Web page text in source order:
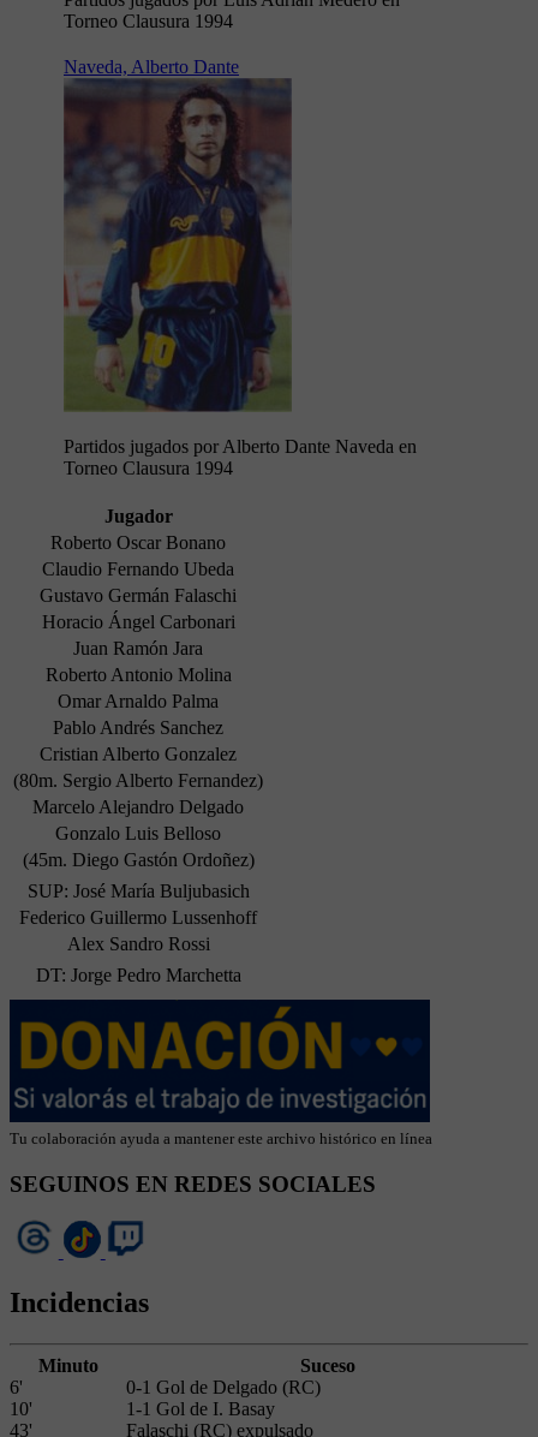
Torneo Clausura 1994
Naveda, Alberto Dante
Partidos jugados por Alberto Dante Naveda en
Torneo Clausura 1994
Jugador
Roberto Oscar Bonano
Claudio Fernando Ubeda
Gustavo Germán Falaschi
Horacio Ángel Carbonari
Juan Ramón Jara
Roberto Antonio Molina
Omar Arnaldo Palma
Pablo Andrés Sanchez
Cristian Alberto Gonzalez
(80m. Sergio Alberto Fernandez)
Marcelo Alejandro Delgado
Gonzalo Luis Belloso
(45m. Diego Gastón Ordoñez)
SUP: José María Buljubasich
Federico Guillermo Lussenhoff
Alex Sandro Rossi
DT: Jorge Pedro Marchetta
Tu colaboración ayuda a mantener este archivo histórico en línea
SEGUINOS EN REDES SOCIALES
Incidencias
Minuto
Suceso
6'
0-1 Gol de Delgado (RC)
10'
1-1 Gol de I. Basay
43'
Falaschi (RC) expulsado